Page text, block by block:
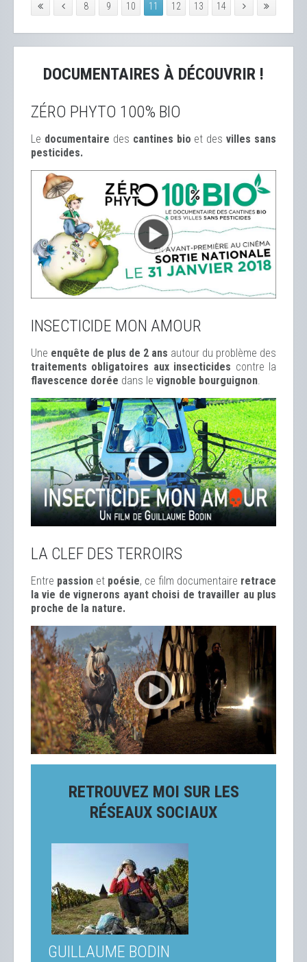
8 9 10 11 12 13 14
DOCUMENTAIRES À DÉCOUVRIR !
ZÉRO PHYTO 100% BIO
Le documentaire des cantines bio et desvilles sans
pesticides.
INSECTICIDE MON AMOUR
Une enquête de plus de 2 ans autour du problème des
traitements obligatoires aux insecticides contre la
flavescence dorée dans le vignoble bourguignon.
LA CLEF DES TERROIRS
Entre passion et poésie, ce film documentaire retrace
la vie de vignerons ayant choisi de travailler au plus
proche de la nature.
RETROUVEZ MOI SUR LES
RÉSEAUX SOCIAUX
GUILLAUME BODIN